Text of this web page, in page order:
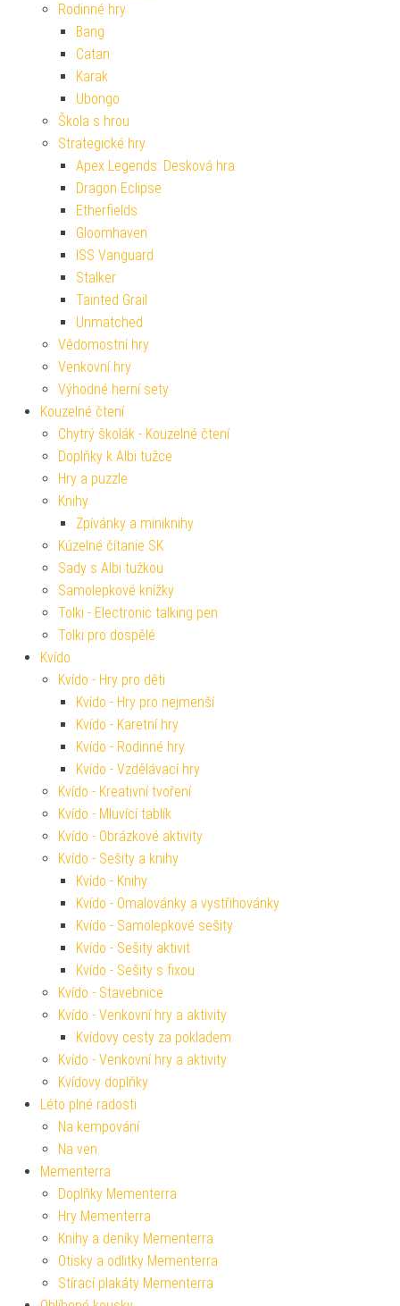
Rodinné hry
Bang
Catan
Karak
Ubongo
Škola s hrou
Strategické hry
Apex Legends: Desková hra
Dragon Eclipse
Etherfields
Gloomhaven
ISS Vanguard
Stalker
Tainted Grail
Unmatched
Vědomostní hry
Venkovní hry
Výhodné herní sety
Kouzelné čtení
Chytrý školák - Kouzelné čtení
Doplňky k Albi tužce
Hry a puzzle
Knihy
Zpívánky a miniknihy
Kúzelné čítanie SK
Sady s Albi tužkou
Samolepkové knížky
Tolki - Electronic talking pen
Tolki pro dospělé
Kvído
Kvído - Hry pro děti
Kvído - Hry pro nejmenší
Kvído - Karetní hry
Kvído - Rodinné hry
Kvído - Vzdělávací hry
Kvído - Kreativní tvoření
Kvído - Mluvící tablík
Kvído - Obrázkové aktivity
Kvído - Sešity a knihy
Kvído - Knihy
Kvído - Omalovánky a vystřihovánky
Kvído - Samolepkové sešity
Kvído - Sešity aktivit
Kvído - Sešity s fixou
Kvído - Stavebnice
Kvído - Venkovní hry a aktivity
Kvídovy cesty za pokladem
Kvído - Venkovní hry a aktivity
Kvídovy doplňky
Léto plné radosti
Na kempování
Na ven
Mementerra
Doplňky Mementerra
Hry Mementerra
Knihy a deníky Mementerra
Otisky a odlitky Mementerra
Stírací plakáty Mementerra